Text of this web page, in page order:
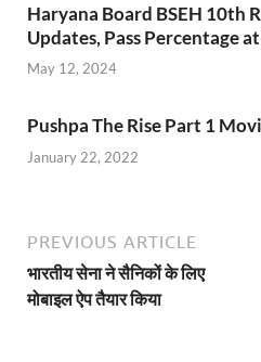
Haryana Board BSEH 10th
Updates, Pass Percentage
May 12, 2024
Pushpa The Rise Part 1
January 22, 2022
PREVIOUS ARTICLE
भारतीय सेना ने सैनिकों के लिए
मोबाइल ऐप तैयार किया